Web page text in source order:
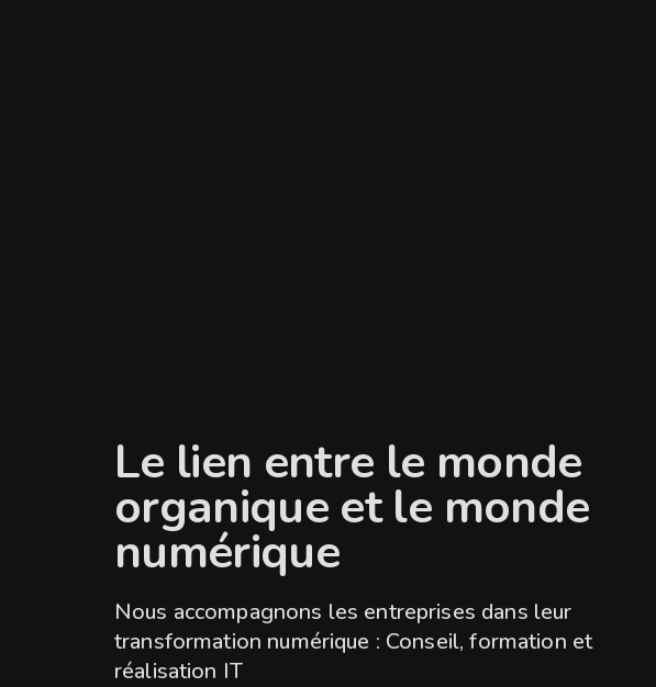
Le lien entre le monde
organique et le monde
numérique
Nous accompagnons les entreprises dans leur
transformation numérique : Conseil, formation et
réalisation IT